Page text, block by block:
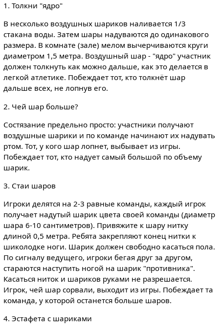
1. Толкни "ядро"
В несколько воздушных шариков наливается 1/3
стакана воды. Затем шары надуваются до одинакового
размера. В комнате (зале) мелом вычерчиваются круги
диаметром 1,5 метра. Воздушный шар - "ядро" участник
должен толкнуть как можно дальше, как это делается в
легкой атлетике. Побеждает тот, кто толкнёт шар
дальше всех, не лопнув его.
2. Чей шар больше?
Состязание предельно просто: участники получают
воздушные шарики и по команде начинают их надувать
ртом. Тот, у кого шар лопнет, выбывает из игры.
Побеждает тот, кто надует самый большой по объему
шарик.
3. Стаи шаров
Игроки делятся на 2-3 равные команды, каждый игрок
получает надутый шарик цвета своей команды (диаметр
шара 6-10 сантиметров). Привяжите к шару нитку
длиной 0,5 метра. Ребята закрепляют конец нитки к
шиколодке ноги. Шарик должен свободно касаться пола.
По сигналу ведущего, игроки бегая друг за другом,
стараются наступить ногой на шарик "противника".
Касаться ниток и шариков руками не разрешается.
Игрок, чей шар сорвали, выходит из игры. Побеждает та
команда, у которой останется больше шаров.
4. Эстафета с шариками